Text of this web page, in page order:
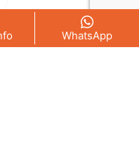
WhatsApp